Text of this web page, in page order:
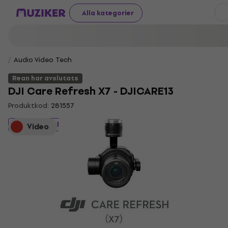
Alla kategorier
Audio Video Tech
Rean har avslutats
DJI Care Refresh X7 - DJICARE13
Produktkod: 281557
Video
Rean har avslutats